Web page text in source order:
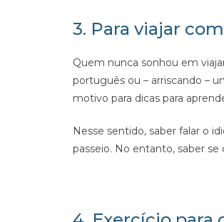
3. Para viajar
Quem nunca sonhou em
português ou – arriscando –
motivo para dicas para
Nesse sentido, saber falar o
passeio. No entanto, saber